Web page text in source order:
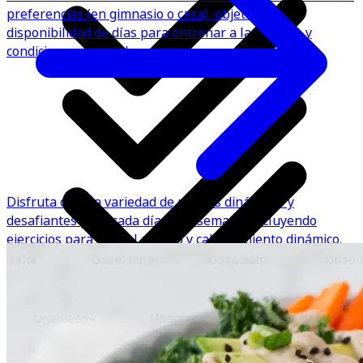
Disfruta de una variedad de rutinas dinámicas y
desafiantes para cada día de la semana, incluyendo
ejercicios para todo el cuerpo y calentamiento dinámico.
preferencias (en gimnasio o casa), objetivos,
disponibilidad de días para entrenar a la semana y
condiciones especiales.
*Estos planes son guías de alimentación que no incluyen
seguimiento, valoración personalizada ni llamada inicial
de onboarding.